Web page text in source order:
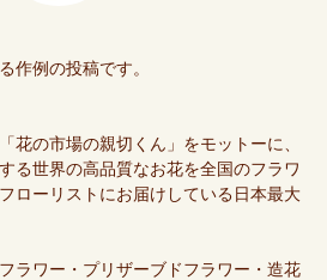
作例の投稿です。
花の市場の親切くん」をモットーに、
る世界の高品質なお花を全国のフラワ
ローリストにお届けしている日本最大
ラワー・プリザーブドフラワー・造花